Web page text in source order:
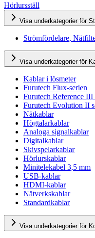
Hörlursställ
Visa underkategorier för
Strömfördelare,
Visa underkategorier för
Kablar i lösmeter
Furutech Flux-serien
Furutech Reference III
Furutech Evolution II
Nätkablar
Högtalarkablar
Analoga signalkablar
Digitalkablar
Skivspelarkablar
Hörlurskablar
Minitelekabel 3,5 mm
USB-kablar
HDMI-kablar
Nätverkskablar
Standardkablar
Visa underkategorier för